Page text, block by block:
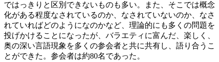
ではっきりと区別できないものも多い。また、そこでは概念
化がある程度なされているのか、なされていないのか、なさ
れていればどのようになのかなど、理論的にも多くの問題を
投げかけることになったが、バラエティに富んだ、楽しく、
奥の深い言語現象を多くの参会者と共に共有し、語り合うこ
とができた。参会者は約80名であった。